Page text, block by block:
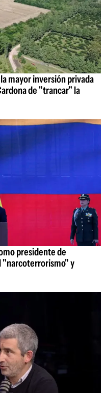
mayor inversión privada
de "trancar" la
presidente de
y